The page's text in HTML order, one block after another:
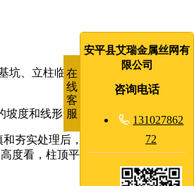
、立柱临时定位、安装球场围网
的坡度和线形安装球场围网。
夯实处理后，方可埋设立柱，确保
度看，柱顶平顺，不应出现高低不
在
线
客
服
安平县艾瑞金属丝网有
限公司
咨询电话
 131027862
72